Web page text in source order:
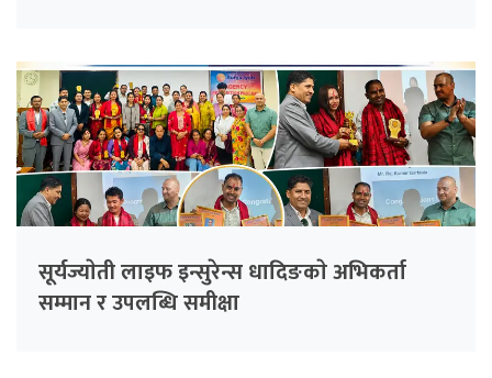
सूर्यज्याेती लाइफ इन्सुरेन्स धादिङकाे अभिकर्ता
सम्मान र उपलब्धि समीक्षा